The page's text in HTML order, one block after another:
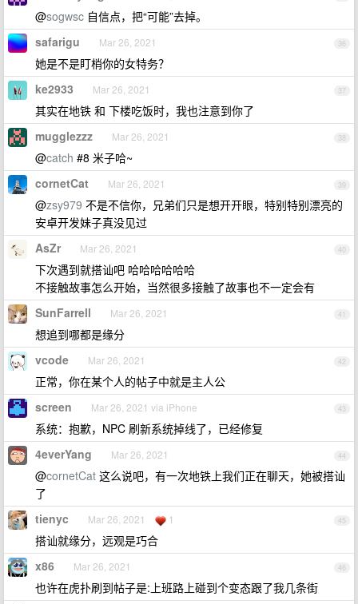
@sogwsc 自信点，把“可能”去掉。
36
safarigu Mar 26, 2021
她是不是盯梢你的女特务？
37
ke2933 Mar 26, 2021
其实在地铁 和 下楼吃饭时，我也注意到你了
38
mugglezzz Mar 26, 2021
@catch #8 米子哈~
39
cornetCat Mar 26, 2021
@zsy979 不是不信你，兄弟们只是想开开眼，特别特别漂亮的
安卓开发妹子真没见过
40
AsZr Mar 26, 2021
下次遇到就搭讪吧 哈哈哈哈哈哈
不接触故事怎么开始，当然很多接触了故事也不一定会有
41
SunFarrell Mar 26, 2021
想追到哪都是缘分
42
vcode Mar 26, 2021
正常，你在某个人的帖子中就是主人公
43
screen Mar 26, 2021 via iPhone
系统：抱歉，NPC 刷新系统掉线了，已经修复
44
4everYang Mar 26, 2021
@cornetCat 这么说吧，有一次地铁上我们正在聊天，她被搭讪
了
45
tienyc Mar 26, 2021 1
搭讪就缘分，远观是巧合
46
x86 Mar 26, 2021
也许在虎扑刷到帖子是:上班路上碰到个变态跟了我几条街